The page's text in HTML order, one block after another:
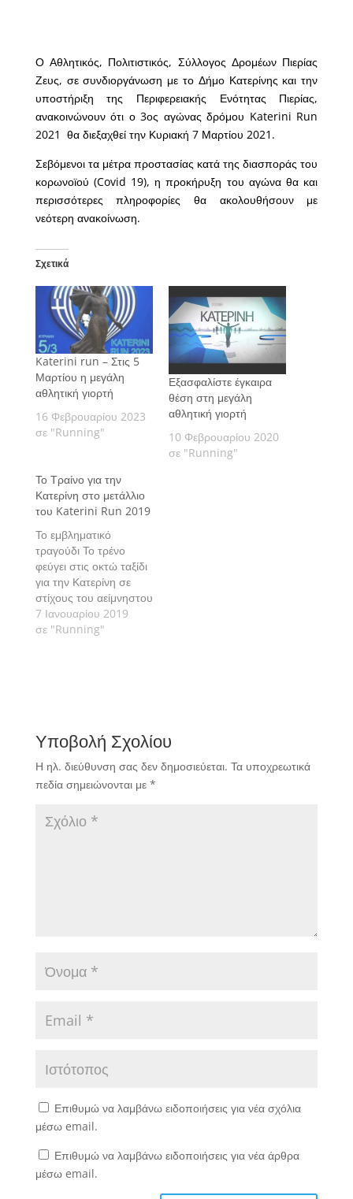
Ο Αθλητικός, Πολιτιστικός, Σύλλογος Δρομέων Πιερίας
Ζευς, σε συνδιοργάνωση με το Δήμο Κατερίνης και την
υποστήριξη της Περιφερειακής Ενότητας Πιερίας,
ανακοινώνουν ότι ο 3ος αγώνας δρόμου Katerini Run
2021 θα διεξαχθεί την Κυριακή 7 Μαρτίου 2021.
Σεβόμενοι τα μέτρα προστασίας κατά της διασποράς του
κορωνοϊού (Covid 19), η προκήρυξη του αγώνα θα και
περισσότερες πληροφορίες θα ακολουθήσουν με
νεότερη ανακοίνωση.
Σχετικά
Katerini run – Στις 5
Μαρτίου η μεγάλη
αθλητική γιορτή
16 Φεβρουαρίου 2023
σε "Running"
Εξασφαλίστε έγκαιρα
θέση στη μεγάλη
αθλητική γιορτή
10 Φεβρουαρίου 2020
σε "Running"
Το Τραίνο για την
Κατερίνη στο μετάλλιο
του Katerini Run 2019
Το εμβληματικό
τραγούδι Το τρένο
φεύγει στις οκτώ ταξίδι
για την Κατερίνη σε
στίχους του αείμνηστου
Μάνου Ελευθερίου, το
οποίο μελοποίησε ο
Σταθακόπουλο.
7 Ιανουαρίου 2019
σε "Running"
Υποβολή Σχολίου
Η ηλ. διεύθυνση σας δεν δημοσιεύεται. Τα υποχρεωτικά
πεδία σημειώνονται με *
Επιθυμώ να λαμβάνω ειδοποιήσεις για νέα σχόλια
μέσω email.
Επιθυμώ να λαμβάνω ειδοποιήσεις για νέα άρθρα
μέσω email.